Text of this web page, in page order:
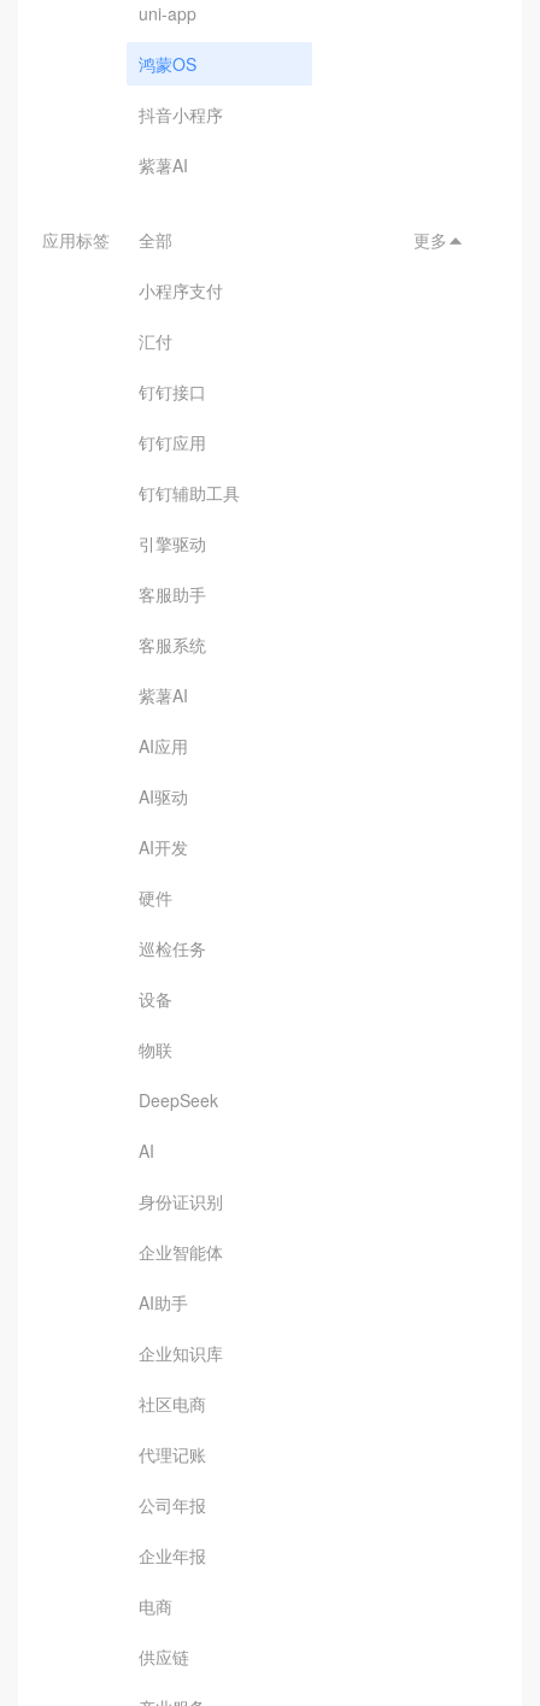
uni-app
鸿蒙OS
抖音小程序
紫薯AI
应用标签 全部
小程序支付
汇付
钉钉接口
钉钉应用
钉钉辅助工具
引擎驱动
客服助手
客服系统
紫薯AI
AI应用
AI驱动
AI开发
硬件
巡检任务
设备
物联
DeepSeek
AI
身份证识别
企业智能体
AI助手
企业知识库
社区电商
代理记账
公司年报
企业年报
电商
供应链
更多 